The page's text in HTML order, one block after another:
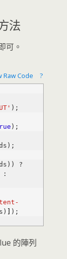
法
可。
Raw Code ?
:
]
的陣列